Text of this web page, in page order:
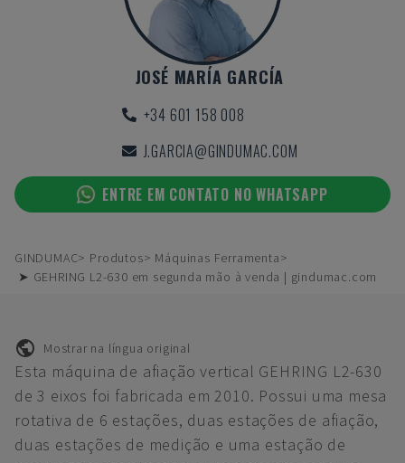
JOSÉ MARÍA GARCÍA
+34 601 158 008
J.GARCIA@GINDUMAC.COM
ENTRE EM CONTATO NO WHATSAPP
GINDUMAC Produtos
Máquinas Ferramenta
➤ GEHRING L2-630 em segunda mão à venda | gindumac.com
Mostrar na língua original
Esta máquina de afiação vertical GEHRING L2-630
de 3 eixos foi fabricada em 2010. Possui uma mesa
rotativa de 6 estações, duas estações de afiação,
duas estações de medição e uma estação de